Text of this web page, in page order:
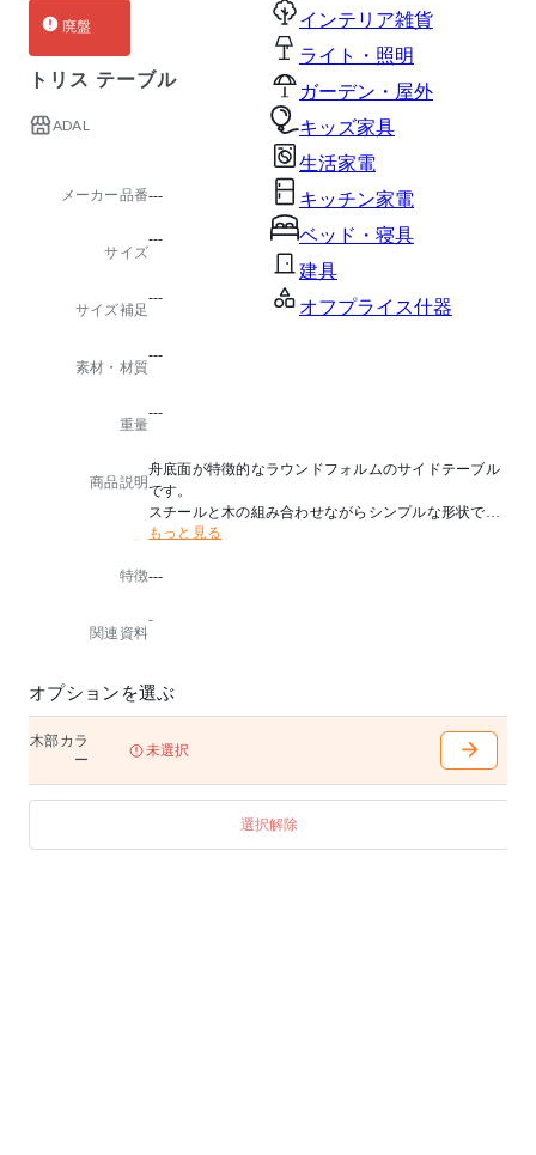
インテリア雑貨
ライト・照明
ガーデン・屋外
キッズ家具
生活家電
キッチン家電
ベッド・寝具
建具
オフプライス什器
廃盤
トリス テーブル
ADAL
メーカー品番---
サイズ
---
サイズ補足
---
素材・材質
---
重量
---
商品説明
舟底面が特徴的なラウンドフォルムのサイドテーブル
です。
スチールと木の組み合わせながらシンプルな形状で、
一緒にコーディネートするソファを引き立てます。
もっと見る
特徴---
関連資料
-
オプションを選ぶ
木部カラ
ー
未選択
選択解除